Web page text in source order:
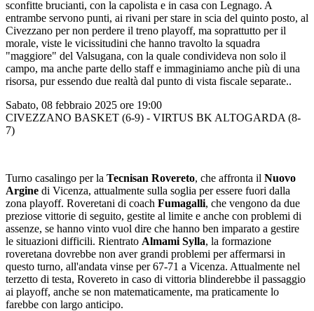
sconfitte brucianti, con la capolista e in casa con Legnago. A
entrambe servono punti, ai rivani per stare in scia del quinto posto, al
Civezzano per non perdere il treno playoff, ma soprattutto per il
morale, viste le vicissitudini che hanno travolto la squadra
"maggiore" del Valsugana, con la quale condivideva non solo il
campo, ma anche parte dello staff e immaginiamo anche più di una
risorsa, pur essendo due realtà dal punto di vista fiscale separate..
Sabato, 08 febbraio 2025 ore 19:00
CIVEZZANO BASKET (6-9) - VIRTUS BK ALTOGARDA (8-
7)
Turno casalingo per la Tecnisan Rovereto, che affronta il Nuovo
Argine di Vicenza, attualmente sulla soglia per essere fuori dalla
zona playoff. Roveretani di coach Fumagalli, che vengono da due
preziose vittorie di seguito, gestite al limite e anche con problemi di
assenze, se hanno vinto vuol dire che hanno ben imparato a gestire
le situazioni difficili. Rientrato Almami Sylla, la formazione
roveretana dovrebbe non aver grandi problemi per affermarsi in
questo turno, all'andata vinse per 67-71 a Vicenza. Attualmente nel
terzetto di testa, Rovereto in caso di vittoria blinderebbe il passaggio
ai playoff, anche se non matematicamente, ma praticamente lo
farebbe con largo anticipo.